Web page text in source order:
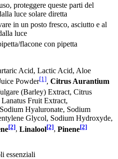
proteggere queste parti del
luce solare diretta
in un posto fresco, asciutto e al
luce
flacone con pipetta
Acid, Lactic Acid, Aloe
Powder[1], Citrus Aurantium
(Barley) Extract, Citrus
Fruit Extract,
Hyaluronate, Sodium
Glycol, Sodium Hydroxyde,
[2], Linalool[2], Pinene[2]
essenziali